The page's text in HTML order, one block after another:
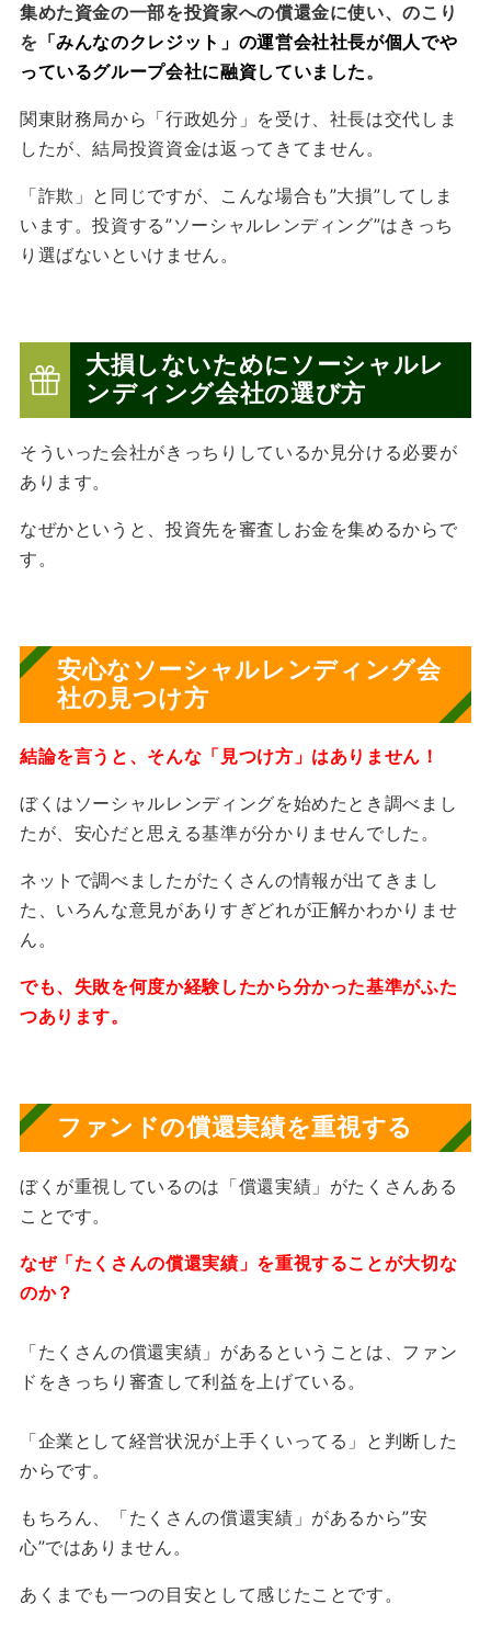
集めた資金の一部を投資家への償還金に使い、のこり
を 「みんなのクレジット」の運営会社社長が個人でや
っているグループ会社に融資していました。
関東財務局から「行政処分」を受け、社長は交代しま
したが、結局投資資金は返ってきてません。
「詐欺」と同じですが、こんな場合も”大損”してしま
います。投資する”ソーシャルレンディング”はきっち
り選ばないといけません。
大損しないためにソーシャルレ
ンディング会社の選び方
そういった会社がきっちりしているか見分ける必要が
あります。
なぜかというと、投資先を審査しお金を集めるからで
す。
安心なソーシャルレンディング会
社の見つけ方
結論を言うと、そんな「見つけ方」はありません！
ぼくはソーシャルレンディングを始めたとき調べまし
たが、安心だと思える基準が分かりませんでした。
ネットで調べましたがたくさんの情報が出てきまし
た、いろんな意見がありすぎどれが正解かわかりませ
ん。
でも、失敗を何度か経験したから分かった基準がふた
つあります。
ファンドの償還実績を重視する
ぼくが重視しているのは「償還実績」がたくさんある
ことです。
なぜ「たくさんの償還実績」を重視することが大切な
のか？
「たくさんの償還実績」があるということは、ファン
ドをきっちり審査して利益を上げている。
「企業として経営状況が上手くいってる」と判断した
からです。
もちろん、「たくさんの償還実績」があるから”安
心”ではありません。
あくまでも一つの目安として感じたことです。